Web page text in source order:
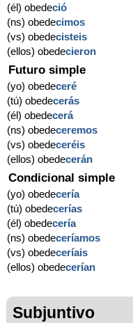
(él) obedeció
(ns) obedecimos
(vs) obedecisteis
(ellos) obedecieron
Futuro simple
(yo) obedeceré
(tú) obedecerás
(él) obedecerá
(ns) obedeceremos
(vs) obedeceréis
(ellos) obedecerán
Condicional simple
(yo) obedecería
(tú) obedecerías
(él) obedecería
(ns) obedeceríamos
(vs) obedeceríais
(ellos) obedecerían
Subjuntivo